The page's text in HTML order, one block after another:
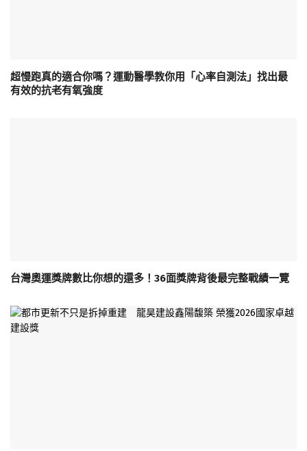
超慢跑真的適合你嗎？運動醫學教你用「心率自測法」找出最
有效的抗老有氧強度
台灣奧運獎牌數比你想的還多！36面獎牌背後最完整戰績一覽